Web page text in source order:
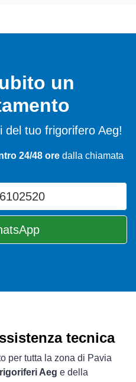
un
del tuo frigorifero Aeg!
24/48 ore dalla chiamata
tecnica
per tutta la zona di Pavia
Aeg e della